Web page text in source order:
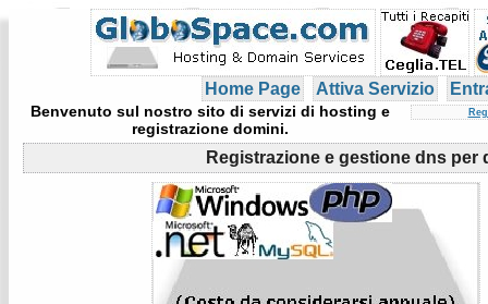
Home Page Attiva Servizio
Benvenuto sul nostro sito di servizi di hosting e
registrazione domini.
Registrazione e gestione dns per